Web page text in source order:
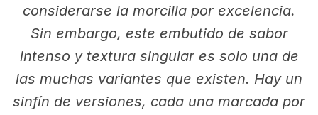
considerarse la morcilla por excelencia.
Sin embargo, este embutido de sabor
intenso y textura singular es solo una de
las muchas variantes que existen. Hay un
sinfín de versiones, cada una marcada por